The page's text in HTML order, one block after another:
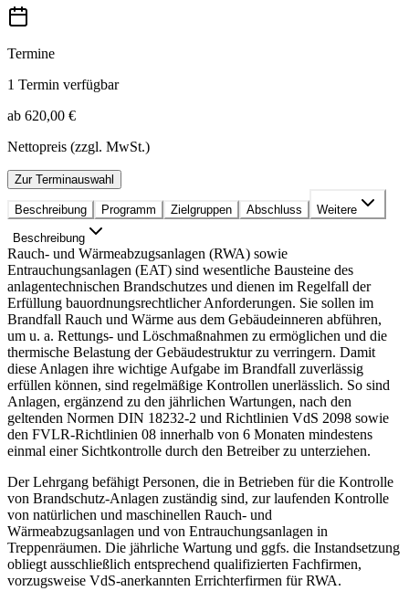
Termine
1 Termin verfügbar
ab 620,00 €
Nettopreis (zzgl. MwSt.)
Zur Terminauswahl
Beschreibung Programm Zielgruppen Abschluss Weitere
Beschreibung
Rauch- und Wärmeabzugsanlagen (RWA) sowie
Entrauchungsanlagen (EAT) sind wesentliche Bausteine des
anlagentechnischen Brandschutzes und dienen im Regelfall der
Erfüllung bauordnungsrechtlicher Anforderungen. Sie sollen im
Brandfall Rauch und Wärme aus dem Gebäudeinneren abführen,
um u. a. Rettungs- und Löschmaßnahmen zu ermöglichen und die
thermische Belastung der Gebäudestruktur zu verringern. Damit
diese Anlagen ihre wichtige Aufgabe im Brandfall zuverlässig
erfüllen können, sind regelmäßige Kontrollen unerlässlich. So sind
Anlagen, ergänzend zu den jährlichen Wartungen, nach den
geltenden Normen DIN 18232-2 und Richtlinien VdS 2098 sowie
den FVLR-Richtlinien 08 innerhalb von 6 Monaten mindestens
einmal einer Sichtkontrolle durch den Betreiber zu unterziehen.
Der Lehrgang befähigt Personen, die in Betrieben für die Kontrolle
von Brandschutz-Anlagen zuständig sind, zur laufenden Kontrolle
von natürlichen und maschinellen Rauch- und
Wärmeabzugsanlagen und von Entrauchungsanlagen in
Treppenräumen. Die jährliche Wartung und ggfs. die Instandsetzung
obliegt ausschließlich entsprechend qualifizierten Fachfirmen,
vorzugsweise VdS-anerkannten Errichterfirmen für RWA.